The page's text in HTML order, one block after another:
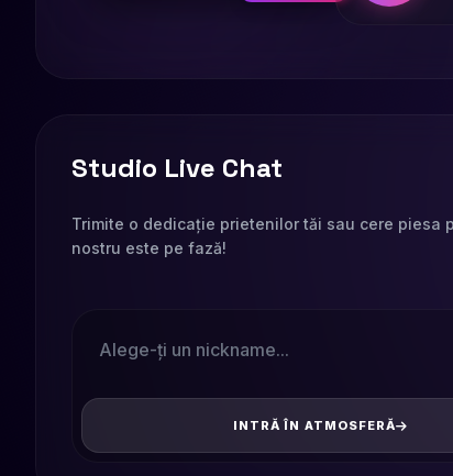
Studio Live Chat
Trimite o dedicație prietenilor tăi sau cere piesa
nostru este pe fază!
INTRĂ ÎN ATMOSFERĂ